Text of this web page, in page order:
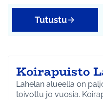
Tutustu
Koirapuisto
Lahelan alueella on
toivottu jo vuosia.